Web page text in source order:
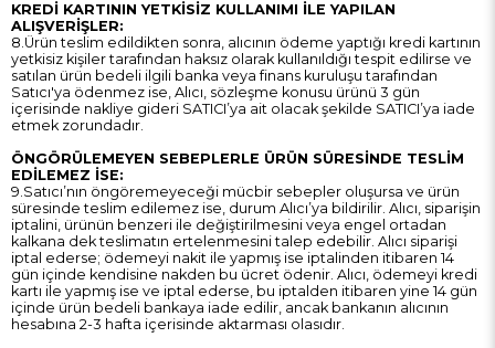
KREDİ KARTININ YETKİSİZ KULLANIMI İLE YAPILAN
ALIŞVERİŞLER:
8.Ürün teslim edildikten sonra, alıcının ödeme yaptığı kredi kartının
yetkisiz kişiler tarafından haksız olarak kullanıldığı tespit edilirse ve
satılan ürün bedeli ilgili banka veya finans kuruluşu tarafından
Satıcı'ya ödenmez ise, Alıcı, sözleşme konusu ürünü 3 gün
içerisinde nakliye gideri SATICI’ya ait olacak şekilde SATICI’ya iade
etmek zorundadır.
ÖNGÖRÜLEMEYEN SEBEPLERLE ÜRÜN SÜRESİNDE TESLİM
EDİLEMEZ İSE:
9.Satıcı’nın öngöremeyeceği mücbir sebepler oluşursa ve ürün
süresinde teslim edilemez ise, durum Alıcı’ya bildirilir. Alıcı, siparişin
iptalini, ürünün benzeri ile değiştirilmesini veya engel ortadan
kalkana dek teslimatın ertelenmesini talep edebilir. Alıcı siparişi
iptal ederse; ödemeyi nakit ile yapmış ise iptalinden itibaren 14
gün içinde kendisine nakden bu ücret ödenir. Alıcı, ödemeyi kredi
kartı ile yapmış ise ve iptal ederse, bu iptalden itibaren yine 14 gün
içinde ürün bedeli bankaya iade edilir, ancak bankanın alıcının
hesabına 2-3 hafta içerisinde aktarması olasıdır.